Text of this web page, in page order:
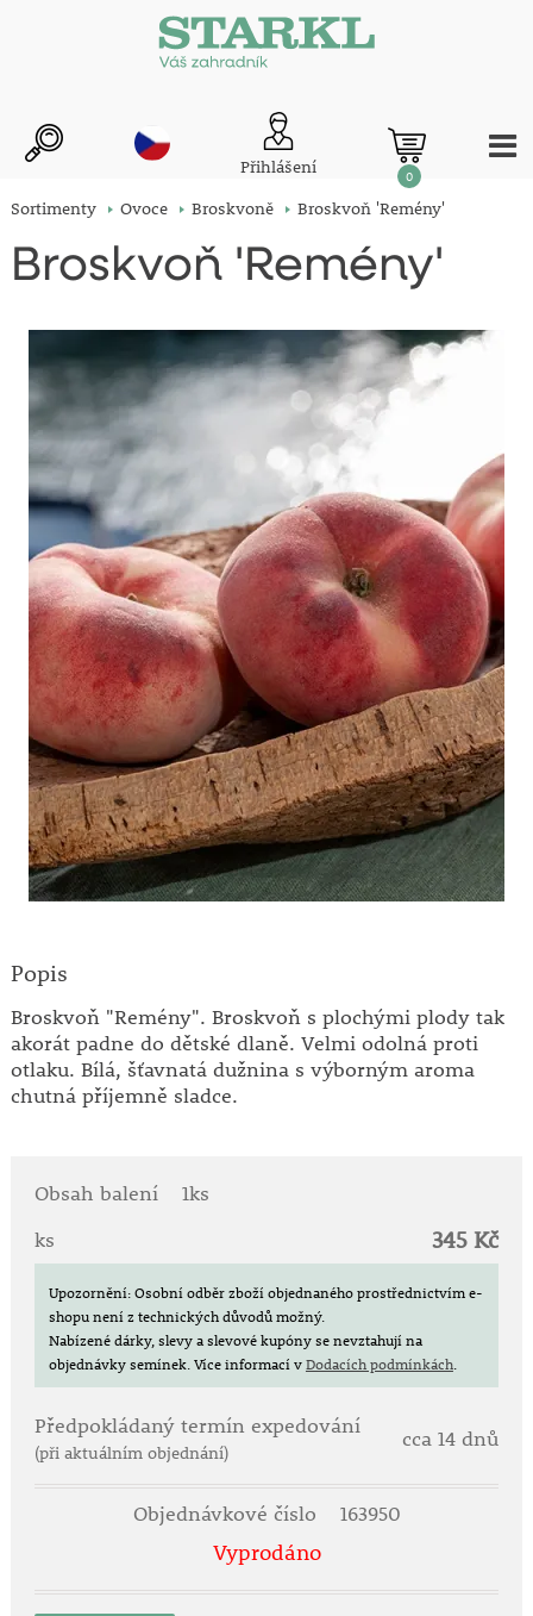
Přihlášení 0
Sortimenty Ovoce Broskvoně Broskvoň 'Remény'
Broskvoň 'Remény'
Popis
Broskvoň "Remény". Broskvoň s plochými plody tak
akorát padne do dětské dlaně. Velmi odolná proti
otlaku. Bílá, šťavnatá dužnina s výborným aroma
chutná příjemně sladce.
Obsah balení
1ks
ks
345 Kč
Upozornění: Osobní odběr zboží objednaného prostřednictvím e-
shopu není z technických důvodů možný.
Nabízené dárky, slevy a slevové kupóny se nevztahují na
objednávky semínek.Více informací vDodacích podmínkách.
Předpokládaný termín expedování
(při aktuálním objednání)
cca 14 dnů
Objednávkové číslo 163950
Vyprodáno